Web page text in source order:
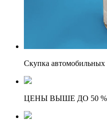
Скупка автомобильных
ЦЕНЫ ВЫШЕ ДО 50